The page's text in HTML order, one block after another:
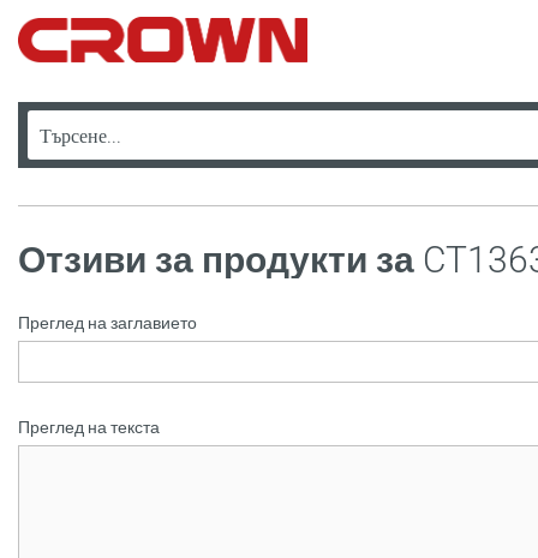
Отзиви за продукти за
Преглед на заглавието
Преглед на текста